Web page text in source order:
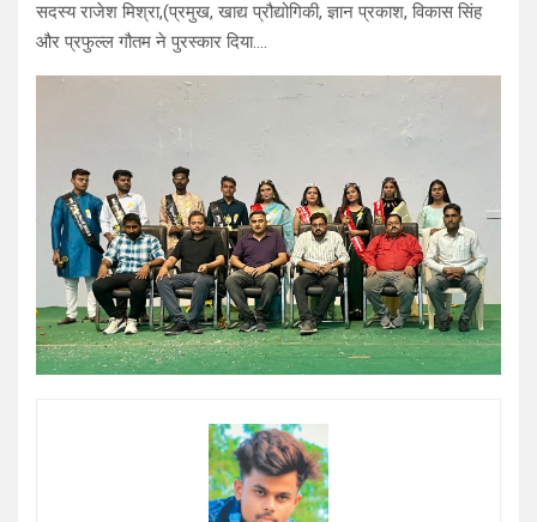
सदस्य राजेश मिश्रा,(प्रमुख, खाद्य प्रौद्योगिकी, ज्ञान प्रकाश, विकास सिंह
और प्रफुल्ल गौतम ने पुरस्कार दिया….